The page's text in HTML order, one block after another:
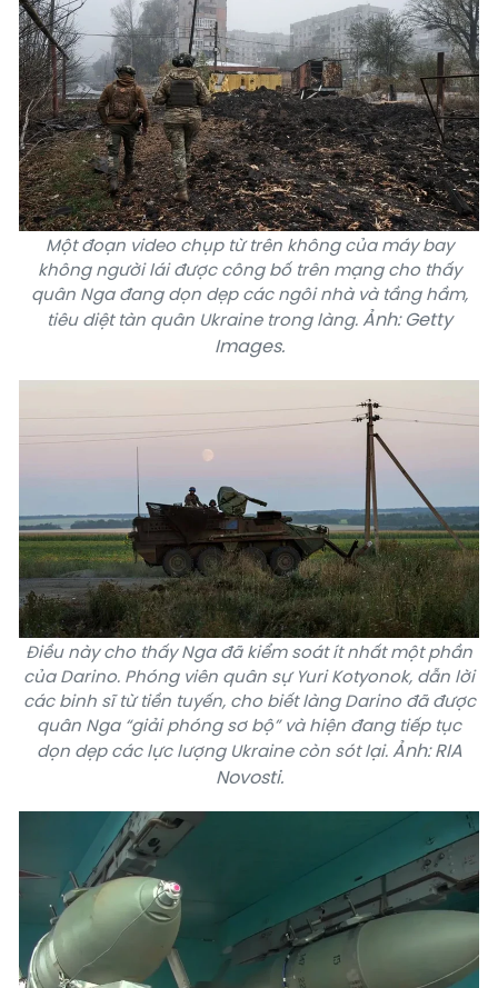
Một đoạn video chụp từ trên không của máy bay
không người lái được công bố trên mạng cho thấy
quân Nga đang dọn dẹp các ngôi nhà và tầng hầm,
tiêu diệt tàn quân Ukraine trong làng.Ảnh: Getty
Images.
Điều này cho thấy Nga đã kiểm soát ít nhất một phần
của Darino. Phóng viên quân sự Yuri Kotyonok, dẫn lời
các binh sĩ từ tiền tuyến, cho biết làng Darino đã được
quân Nga “giải phóng sơ bộ” và hiện đang tiếp tục
dọn dẹp các lực lượng Ukraine còn sót lại.Ảnh: RIA
Novosti.